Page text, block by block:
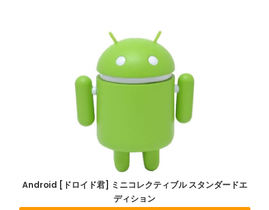
Android [ドロイド君] ミニコレクティブル スタンダードエ
ディション